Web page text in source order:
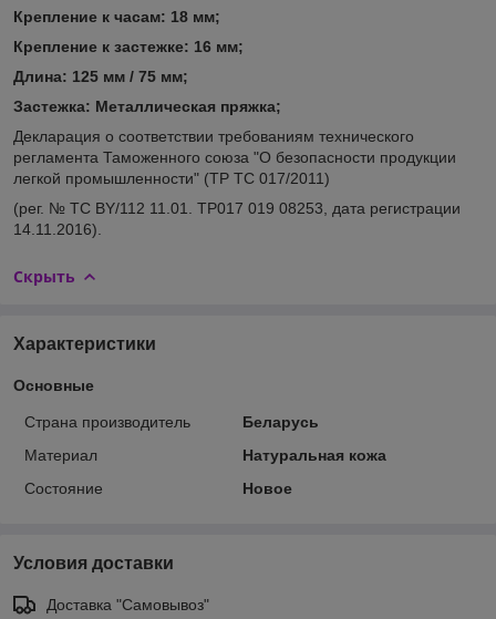
Крепление к часам: 18 мм;
Крепление к застежке: 16 мм;
Длина: 125 мм / 75 мм;
Застежка: Металлическая пряжка;
Декларация о соответствии требованиям технического
регламента Таможенного союза "О безопасности продукции
легкой промышленности" (ТР ТС 017/2011)
(рег. № ТС BY/112 11.01. TP017 019 08253, дата регистрации
14.11.2016).
Скрыть
Характеристики
Основные
Страна производитель
Беларусь
Материал
Натуральная кожа
Состояние
Новое
Условия доставки
Доставка "Самовывоз"